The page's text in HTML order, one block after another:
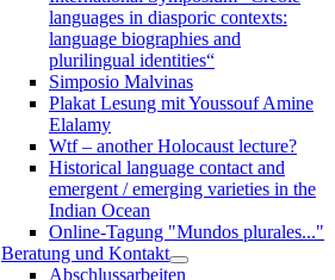
languages in diasporic contexts:
language biographies and
plurilingual identities“
Simposio Malvinas
Plakat Lesung mit Youssouf Amine
Elalamy
Wtf – another Holocaust lecture?
Historical language contact and
emergent / emerging varieties in the
Indian Ocean
Online-Tagung "Mundos plurales..."
Beratung und Kontakt
Abschlussarbeiten